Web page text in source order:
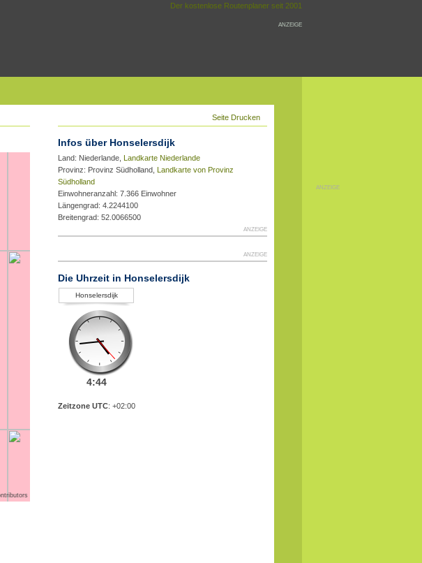
Der kostenlose Routenplaner seit 2001
ANZEIGE
ANZEIGE
Seite Drucken
Infos über Honselersdijk
Land: Niederlande, Landkarte Niederlande
Provinz: Provinz Südholland, Landkarte von Provinz
Südholland
Einwohneranzahl: 7.366 Einwohner
Längengrad: 4.2244100
Breitengrad: 52.0066500
ANZEIGE
ANZEIGE
Die Uhrzeit in Honselersdijk
Honselersdijk
4:44
Zeitzone UTC: +02:00